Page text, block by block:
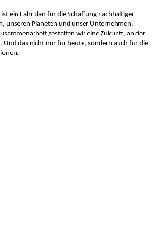
ist ein Fahrplan für die Schaffung nachhaltiger
unseren Planeten und unser Unternehmen.
gestalten wir eine Zukunft, an der
Und das nicht nur für heute, sondern auch für die